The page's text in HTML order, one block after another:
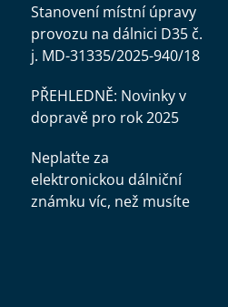
Stanovení místní úpravy
provozu na dálnici D35 č.
j. MD-31335/2025-940/18
PŘEHLEDNĚ: Novinky v
dopravě pro rok 2025
Neplaťte za
elektronickou dálniční
známku víc, než musíte